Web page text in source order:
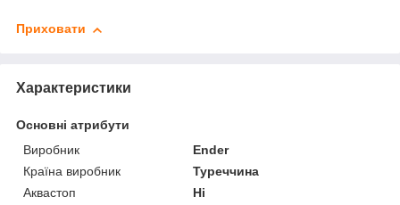
Приховати
Характеристики
Основні атрибути
Виробник
Ender
Країна виробник
Туреччина
Аквастоп
Ні